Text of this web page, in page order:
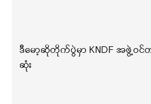
ဒီမော့ဆိုတိုက်ပွဲမှာ KNDF အဖွဲ့ဝင်တ
ဆုံး